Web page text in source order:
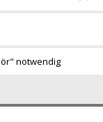
notwendig